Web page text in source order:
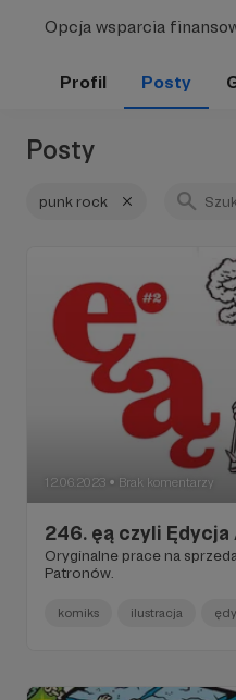
Opcja wsparcia
Profil Posty
Posty
punk rock
12.06.2023 ● Brak komentarzy
246. ęą czyli
Oryginalne prace na
Patronów.
komiks ilustracja